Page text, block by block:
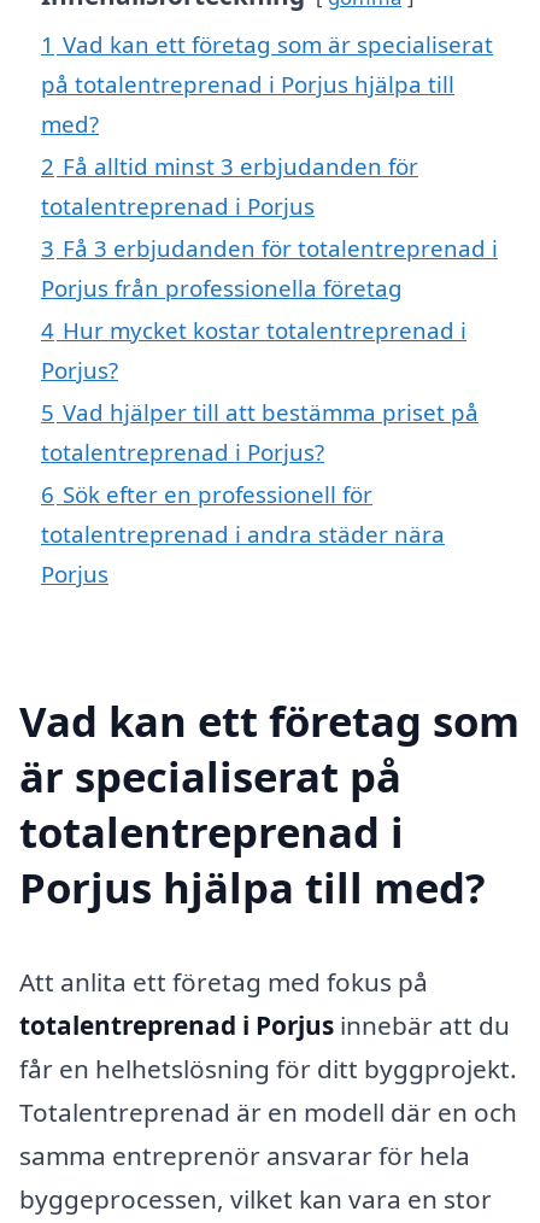
1 Vad kan ett företag som är specialiserat
på totalentreprenad i Porjus hjälpa till
med?
2 Få alltid minst 3 erbjudanden för
totalentreprenad i Porjus
3 Få 3 erbjudanden för totalentreprenad i
Porjus från professionella företag
4 Hur mycket kostar totalentreprenad i
Porjus?
5 Vad hjälper till att bestämma priset på
totalentreprenad i Porjus?
6 Sök efter en professionell för
totalentreprenad i andra städer nära
Porjus
Vad kan ett företag som
är specialiserat på
totalentreprenad i
Porjus hjälpa till med?
Att anlita ett företag med fokus på
totalentreprenad i Porjus innebär att du
får en helhetslösning för ditt byggprojekt.
Totalentreprenad är en modell där en och
samma entreprenör ansvarar för hela
byggeprocessen, vilket kan vara en stor